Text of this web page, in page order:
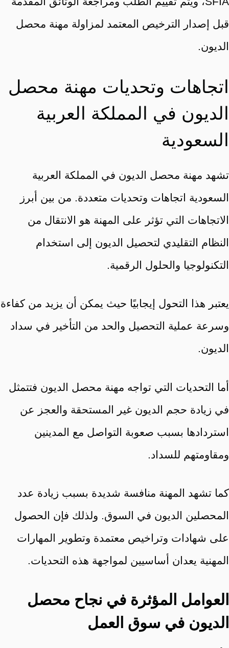
قبل إصدار الترخيص المعتمد لمزاولة مهنة محصل
الديون.
اتجاهات وتحديات مهنة محصل
الديون في المملكة العربية
السعودية
تشهد مهنة محصل الديون في المملكة العربية
السعودية اتجاهات وتحديات متعددة. من بين أبرز
الاتجاهات التي تؤثر على المهنة هو الانتقال من
النظام التقليدي لتحصيل الديون إلى استخدام
التكنولوجيا والحلول الرقمية.
يعتبر هذا التحول إيجابيًا حيث يمكن أن يزيد من كفاءة
وسرعة عملية التحصيل والحد من التأخير في سداد
الديون.
أما التحديات التي تواجه مهنة محصل الديون فتتمثل
في زيادة حجم الديون غير المستحقة والعجز عن
استردادها بسبب صعوبة التواصل مع المدينين
ومقاومتهم للسداد.
كما تشهد المهنة منافسة شديدة بسبب زيادة عدد
المحصلين الديون في السوق. ولذلك فإن الحصول
على شهادات وتراخيص معتمدة وتطوير المهارات
المهنية يعدان أساسيين لمواجهة هذه التحديات.
العوامل المؤثرة في نجاح محصل
الديون في سوق العمل